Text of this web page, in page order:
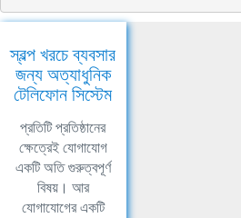
স্বল্প খরচে ব্যবসার
জন্য অত্যাধুনিক
টেলিফোন সিস্টেম
প্রতিটি প্রতিষ্ঠানের
ক্ষেত্রেই যোগাযোগ
একটি অতি গুরুত্বপূর্ণ
বিষয়। আর
যোগাযোগের একটি